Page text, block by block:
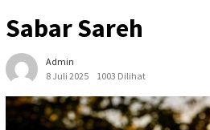
Sabar Sareh
Admin
8 Juli 2025
1003 Dilihat